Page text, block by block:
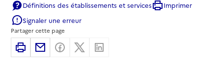
05 57 42 04 54
Contact
Site internet
Rapport HAS
Définitions des établissements et services
Imprimer
Signaler une erreur
Partager cette page
ImprimerPartager par email
Partager sur Facebook
Partager sur X